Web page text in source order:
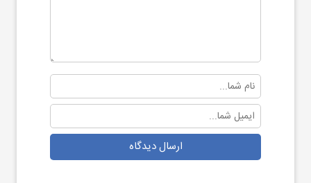
ارسال دیدگاه